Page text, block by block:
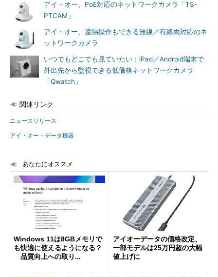
アイ・オー、PoE対応のネットワークカメラ「TS-
PTCAM」
アイ・オー、遠隔操作もできる無線／有線両対応のネ
ットワークカメラ
いつでもどこでも見ていたい：iPad／Android端末で
外出先から監視できる低価格ネットワークカメラ
「Qwatch」
関連リンク
ニュースリリース
アイ・オー・データ機器
あなたにオススメ
Windows 11は8GBメモリで
も快適に使えるようになる？
品質向上への取り...
アイオーデータの価格改定、
一部モデルは25万円超の大幅
値上げに